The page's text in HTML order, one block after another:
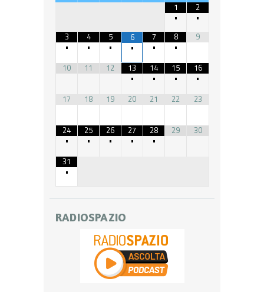
1
•
2
•
3
•
4
•
5
•
6
•
7
•
8
•
9
10 11 12
13
•
14
•
15
•
16
•
17
18 19 20 21 22 23
24
•
25
•
26
•
27
•
28
•
29 30
31
•
RADIOSPAZIO